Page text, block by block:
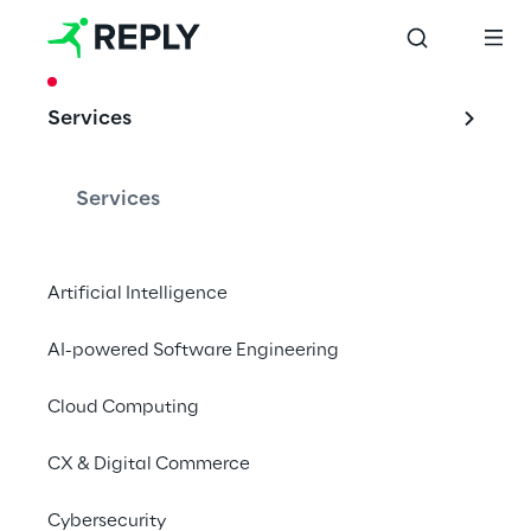
Services
Services
Artificial Intelligence
AI-powered Software Engineering
Cloud Computing
CX & Digital Commerce
Cybersecurity
Oracle HCM als
Kompass für
Personalbereich
Ländern